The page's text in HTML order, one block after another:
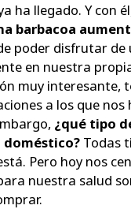
TV
Vuelos
ha llegado. Y con
barbacoa
poder disfrutar de
en nuestra
muy interesante,
a los que nos
¿qué tipo
doméstico? Todas
Pero hoy nos
nuestra salud